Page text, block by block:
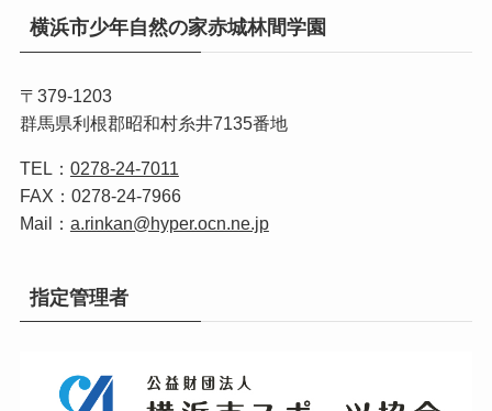
横浜市少年自然の家赤城林間学園
〒379-1203
群馬県利根郡昭和村糸井7135番地
TEL： 0278-24-7011
FAX：0278-24-7966
Mail： a.rinkan@hyper.ocn.ne.jp
指定管理者